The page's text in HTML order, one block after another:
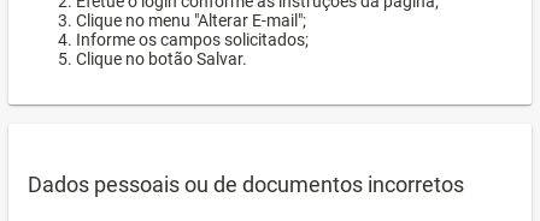
Clique no menu "Alterar E-mail";
Informe os campos solicitados;
Clique no botão Salvar.
Dados pessoais ou de documentos incorretos